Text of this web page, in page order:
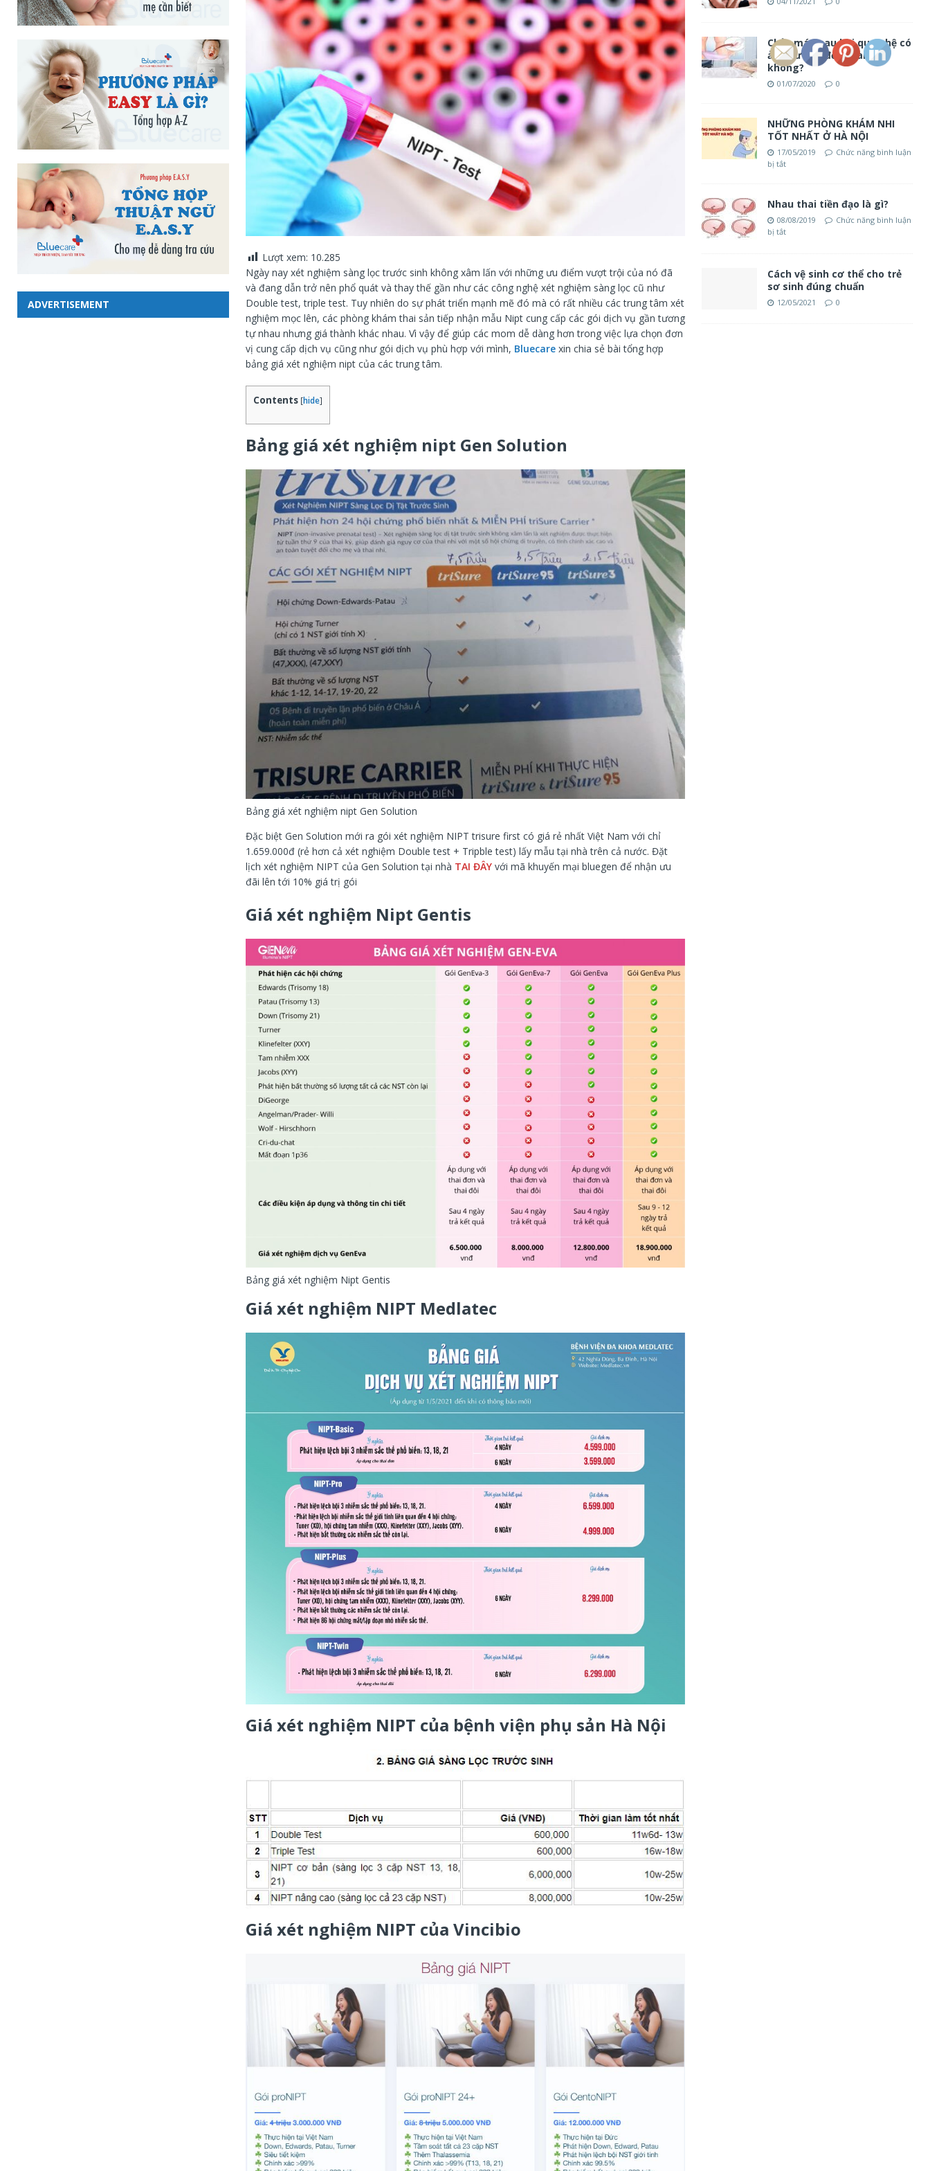
Lượt xem: 10.285
Ngày nay xét nghiệm sàng lọc trước sinh không xâm lấn với những ưu điểm vượt trội của nó đã
và đang dẫn trở nên phổ quát và thay thế gần như các công nghệ xét nghiệm sàng lọc cũ như
Double test, triple test. Tuy nhiên do sự phát triển mạnh mẽ đó mà có rất nhiều các trung tâm xét
nghiệm mọc lên, các phòng khám thai sản tiếp nhận mẫu Nipt cung cấp các gói dịch vụ gần tương
tự nhau nhưng giá thành khác nhau. Vì vậy để giúp các mom dễ dàng hơn trong việc lựa chọn đơn
vị cung cấp dịch vụ cũng như gói dịch vụ phù hợp với mình, Bluecarexin chia sẻ bài tổng hợp
bảng giá xét nghiệm nipt của các trung tâm.
Contents [hide]
Bảng giá xét nghiệm nipt Gen Solution
Bảng giá xét nghiệm nipt Gen Solution
Đặc biệt Gen Solution mới ra gói xét nghiệm NIPT trisure first có giá rẻ nhất Việt Nam với chỉ
1.659.000đ (rẻ hơn cả xét nghiệm Double test + Tripble test) lấy mẫu tại nhà trên cả nước. Đặt
lịch xét nghiệm NIPT của Gen Solution tại nhà TAI ĐÂYvới mã khuyến mại bluegen để nhận ưu
đãi lên tới 10% giá trị gói
Giá xét nghiệm Nipt Gentis
Bảng giá xét nghiệm Nipt Gentis
Giá xét nghiệm NIPT Medlatec
Giá xét nghiệm NIPT của bệnh viện phụ sản Hà Nội
Giá xét nghiệm NIPT của Vincibio
ADVERTISEMENT
Chảy máu sau khi quan hệ có
ảnh hưởng đến thai nhi
không?
01/07/2020 0
NHỮNG PHÒNG KHÁM NHI
TỐT NHẤT Ở HÀ NỘI
17/05/2019
Chức năng bình luận
bị tắt
Nhau thai tiền đạo là gì?
08/08/2019
Chức năng bình luận
bị tắt
Cách vệ sinh cơ thể cho trẻ
sơ sinh đúng chuẩn
12/05/2021 0